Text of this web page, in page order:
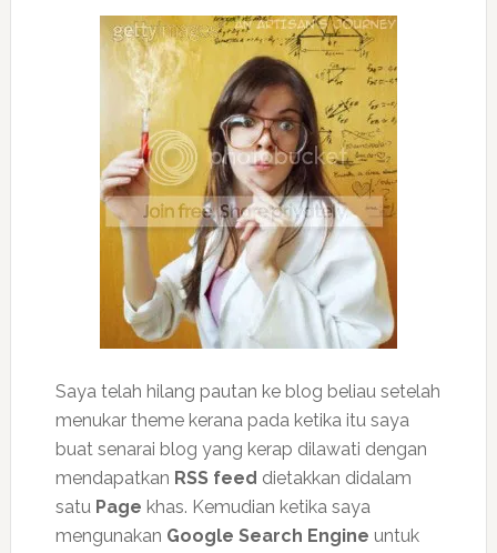
Saya telah hilang pautan ke blog beliau setelah
menukar theme kerana pada ketika itu saya
buat senarai blog yang kerap dilawati dengan
mendapatkan RSS feed dietakkan didalam
satu Page khas. Kemudian ketika saya
mengunakan Google Search Engine untuk